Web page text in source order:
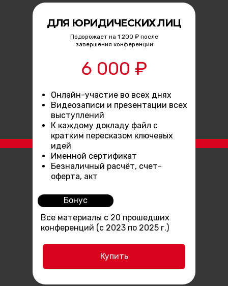
Купить
Все материалы с 20 прошедших
конференций (с 2023 по 2025 г.)
Бонус
Онлайн-участие во всех днях
Видеозаписи и презентации всех
выступлений
К каждому докладу файл с
кратким пересказом ключевых
идей
Именной сертификат
Безналичный расчёт, счет-
оферта, акт
6 000 ₽
Подорожает на 1 200 ₽ после
завершения конференции
ДЛЯ ЮРИДИЧЕСКИХ ЛИЦ
Ковалёва, эксперт по экспертному контенту: